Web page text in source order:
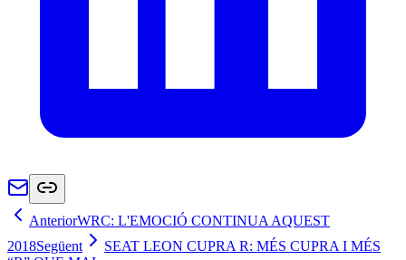
AnteriorWRC: L'EMOCIÓ CONTINUA AQUEST
2018Següent
SEAT LEON CUPRA R: MÉS CUPRA I MÉS